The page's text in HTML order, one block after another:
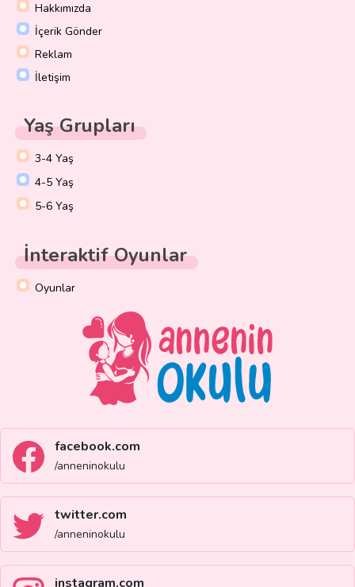
Hakkımızda
İçerik Gönder
Reklam
İletişim
Yaş Grupları
3-4 Yaş
4-5 Yaş
5-6 Yaş
İnteraktif Oyunlar
Oyunlar
facebook.com
/anneninokulu
twitter.com
/anneninokulu
instagram.com